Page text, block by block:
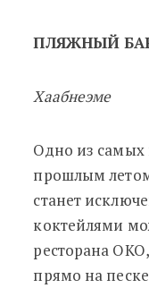
ПЛЯЖНЫЙ
Хаабнеэме
Одно из самых
прошлым
станет
коктейлями
ресторана
прямо на